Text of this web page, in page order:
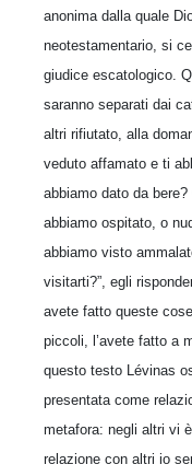
anonima dalla quale
neotestamentario, si
giudice escatologico.
saranno separati dai
altri rifiutato, alla
veduto affamato e ti
abbiamo dato da
abbiamo ospitato, o
abbiamo visto
visitarti?”, egli
avete fatto queste
piccoli, l’avete fatto a
questo testo Lévinas
presentata come
metafora: negli altri vi
relazione con altri io